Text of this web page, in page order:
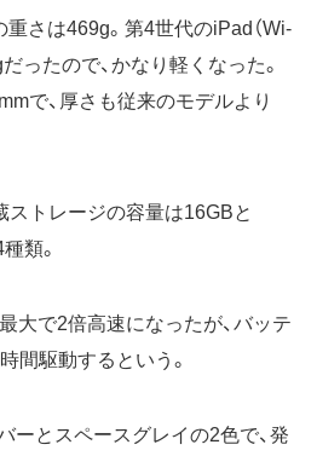
重さは469g。第4世代のiPad（Wi-
ったので、かなり軽くなった。
で、厚さも従来のモデルより
ストレージの容量は16GBと
類。
大で2倍高速になったが、バッテ
間駆動するという。
ーとスペースグレイの2色で、発